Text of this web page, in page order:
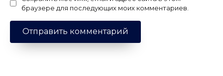
браузере для последующих моих комментариев.